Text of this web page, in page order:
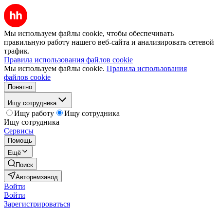
Мы используем файлы cookie, чтобы обеспечивать
правильную работу нашего веб-сайта и анализировать сетевой
трафик.
Правила использования файлов cookie
Мы используем файлы cookie. Правила использования
файлов cookie
Понятно
Ищу сотрудника
Ищу работу
Ищу сотрудника
Ищу сотрудника
Сервисы
Помощь
Ещё
Поиск
Авторемзавод
Войти
Войти
Зарегистрироваться